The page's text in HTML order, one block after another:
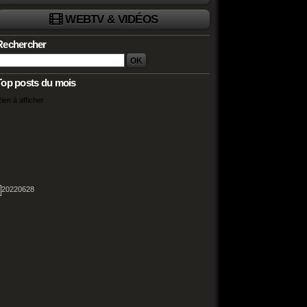
WEBTV & VIDÉOS
posts du mois
à afficher